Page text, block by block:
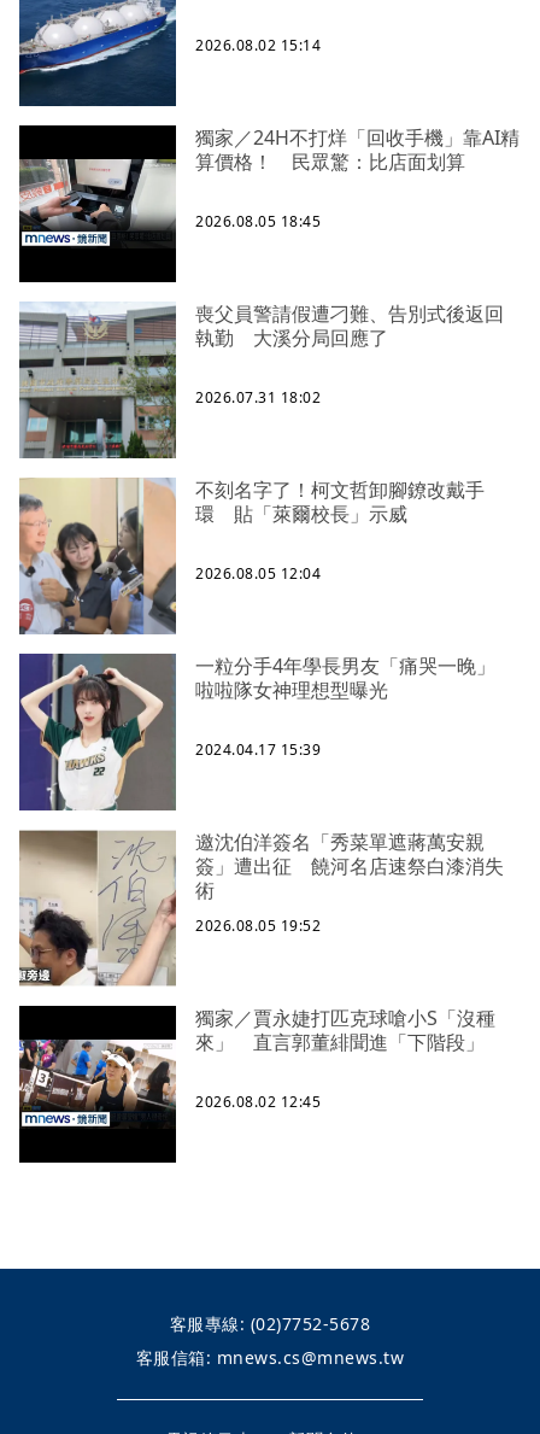
2026.08.02 15:14
獨家／24H不打烊「回收手機」靠AI精
算價格！ 民眾驚：比店面划算
2026.08.05 18:45
喪父員警請假遭刁難、告別式後返回
執勤 大溪分局回應了
2026.07.31 18:02
不刻名字了！柯文哲卸腳鐐改戴手
環 貼「萊爾校長」示威
2026.08.05 12:04
一粒分手4年學長男友「痛哭一晚」
啦啦隊女神理想型曝光
2024.04.17 15:39
邀沈伯洋簽名「秀菜單遮蔣萬安親
簽」遭出征 饒河名店速祭白漆消失
術
2026.08.05 19:52
獨家／賈永婕打匹克球嗆小S「沒種
來」 直言郭董緋聞進「下階段」
2026.08.02 12:45
客服專線: (02)7752-5678
客服信箱: mnews.cs@mnews.tw